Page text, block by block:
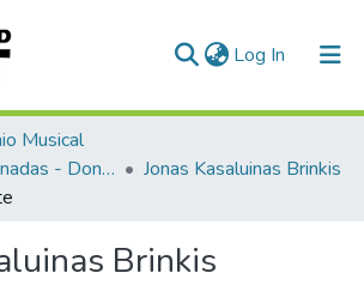
Log In (current)
Musical
Colecciones donadas - Donated collections
Jonas Kasaluinas Brinkis
Brinkis